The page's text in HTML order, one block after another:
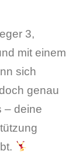
3,
mit einem
sich
genau
– deine